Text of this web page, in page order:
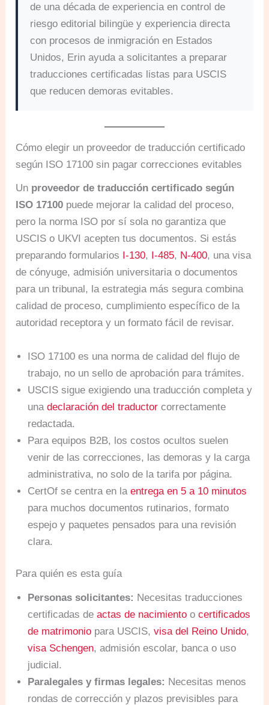
de una década de experiencia en control de
riesgo editorial bilingüe y experiencia directa
con procesos de inmigración en Estados
Unidos, Erin ayuda a solicitantes a preparar
traducciones certificadas listas para USCIS
que reducen demoras evitables.
Cómo elegir un proveedor de traducción certificado
según ISO 17100 sin pagar correcciones evitables
Un proveedor de traducción certificado según
ISO 17100 puede mejorar la calidad del proceso,
pero la norma ISO por sí sola no garantiza que
USCIS o UKVI acepten tus documentos. Si estás
preparando formularios I-130, I-485, N-400, una visa
de cónyuge, admisión universitaria o documentos
para un tribunal, la estrategia más segura combina
calidad de proceso, cumplimiento específico de la
autoridad receptora y un formato fácil de revisar.
ISO 17100 es una norma de calidad del flujo de
trabajo, no un sello de aprobación para trámites.
USCIS sigue exigiendo una traducción completa y
unadeclaración del traductor correctamente
redactada.
Para equipos B2B, los costos ocultos suelen
venir de las correcciones, las demoras y la carga
administrativa, no solo de la tarifa por página.
CertOf se centra en laentrega en 5 a 10 minutos
para muchos documentos rutinarios, formato
espejo y paquetes pensados para una revisión
clara.
Para quién es esta guía
Personas solicitantes: Necesitas traducciones
certificadas deactas de nacimiento ocertificados
de matrimonio para USCIS,visa del Reino Unido,
visa Schengen, admisión escolar, banca o uso
judicial.
Paralegales y firmas legales: Necesitas menos
rondas de corrección y plazos previsibles para